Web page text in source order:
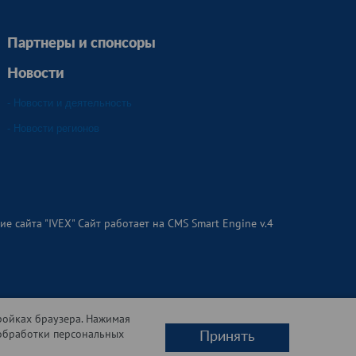
Партнеры и спонсоры
Новости
- Новости и деятельность
- Новости регионов
сайта "IVEX" Сайт работает на CMS Smart Engine v.4
данные в которых размещены с учетом
браузера. Нажимая
персональных
Принять